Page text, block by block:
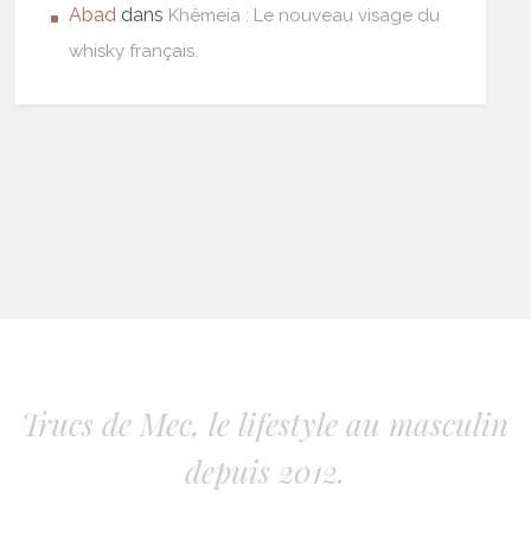
Abad dans Khêmeia : Le nouveau visage du
whisky français.
Trucs de Mec, le lifestyle au masculin
depuis 2012.